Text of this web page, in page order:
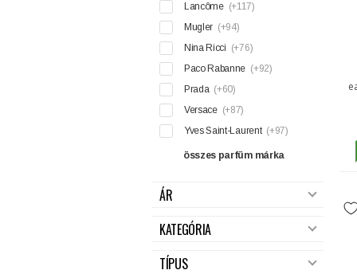
Lancôme (+117)
Mugler (+94)
Nina Ricci (+76)
Paco Rabanne (+92)
Prada (+60)
Versace (+87)
Yves Saint-Laurent (+97)
összes parfüm márka
ÁR
KATEGÓRIA
TÍPUS